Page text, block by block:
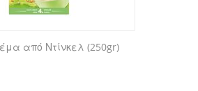
από Ντίνκελ (250gr)